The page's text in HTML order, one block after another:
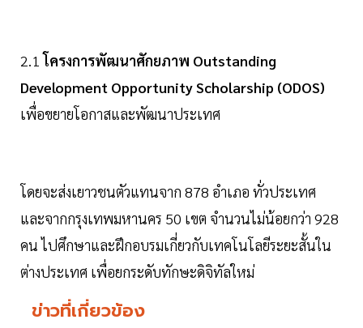
2.1โครงการพัฒนาศักยภาพ Outstanding
Development Opportunity Scholarship (ODOS)
เพื่อขยายโอกาสและพัฒนาประเทศ
โดยจะส่งเยาวชนตัวแทนจาก 878 อำเภอ ทั่วประเทศ
และจากกรุงเทพมหานคร 50 เขต จำนวนไม่น้อยกว่า 928
คน ไปศึกษาและฝึกอบรมเกี่ยวกับเทคโนโลยีระยะสั้นใน
ต่างประเทศ เพื่อยกระดับทักษะดิจิทัลใหม่
ข่าวที่เกี่ยวข้อง